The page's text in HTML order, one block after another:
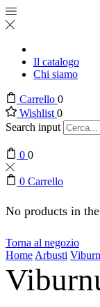
Il catalogo
Chi siamo
Carrello 0
Wishlist 0
Search input
0 0
0 Carrello
No products in
Torna al negozio
HomeArbusti